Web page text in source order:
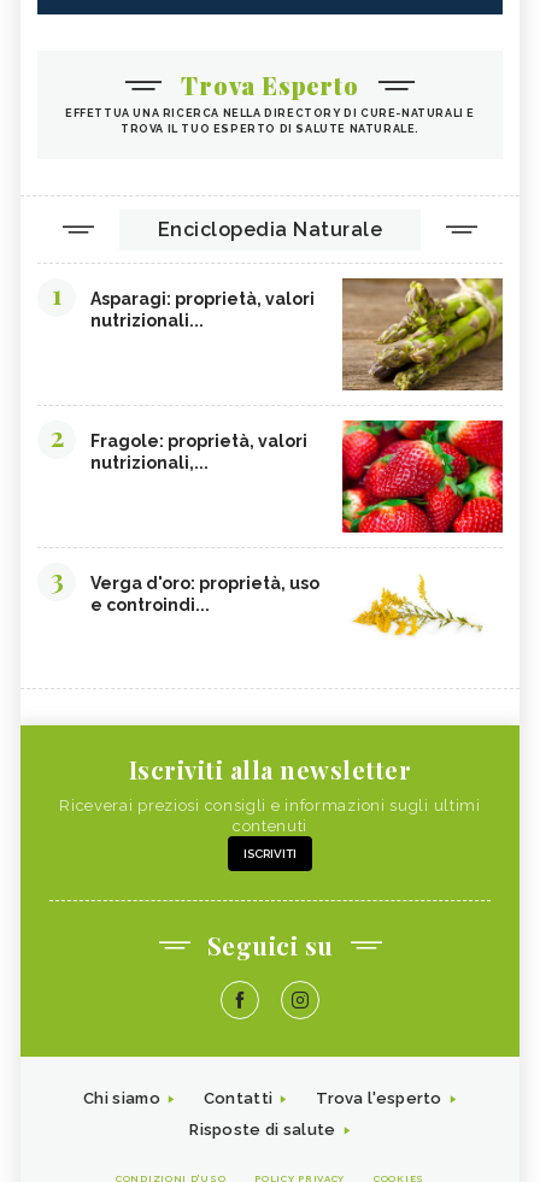
Trova Esperto
EFFETTUA UNA RICERCA NELLA DIRECTORY DI CURE-NATURALI E
TROVA IL TUO ESPERTO DI SALUTE NATURALE.
Enciclopedia Naturale
1
Asparagi: proprietà, valori
nutrizionali...
2
Fragole: proprietà, valori
nutrizionali,...
3
Verga d'oro: proprietà, uso
e controindi...
Iscriviti alla newsletter
Riceverai preziosi consigli e informazioni sugli ultimi
contenuti
ISCRIVITI
Seguici su
Chi siamo Contatti
Trova l'esperto
Risposte di salute
CONDIZIONI D'USO POLICY PRIVACY COOKIES